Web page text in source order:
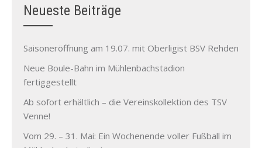
Neueste Beiträge
Saisoneröffnung am 19.07. mit Oberligist BSV Rehden
Neue Boule-Bahn im Mühlenbachstadion
fertiggestellt
Ab sofort erhältlich – die Vereinskollektion des TSV
Venne!
Vom 29. – 31. Mai: Ein Wochenende voller Fußball im